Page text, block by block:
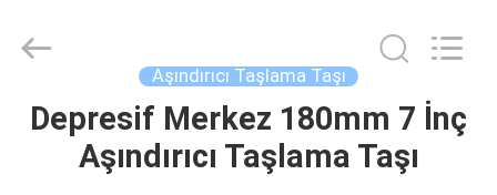
EV
Reserved.
Developed
Aşındırıcı Taşlama Taşı
Depresif Merkez 180mm 7 İnç
Aşındırıcı Taşlama Taşı